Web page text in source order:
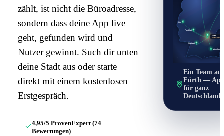
zählt, ist nicht die Büroadresse,
sondern dass deine App live
geht, gefunden wird und
Nutzer gewinnt. Such dir unten
deine Stadt aus oder starte
direkt mit einem kostenlosen
Erstgespräch.
4,95/5 ProvenExpert (74
Bewertungen)
Köln
Frankfurt
Stuttgart
München
Fürth
unsere Heimat
Ein Team aus
Fürth —
für ganz
Deutschland.